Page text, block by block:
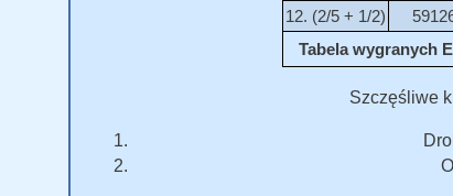
12. (2/5 + 1/2)
Tabela wygranych
Szczęśliwe